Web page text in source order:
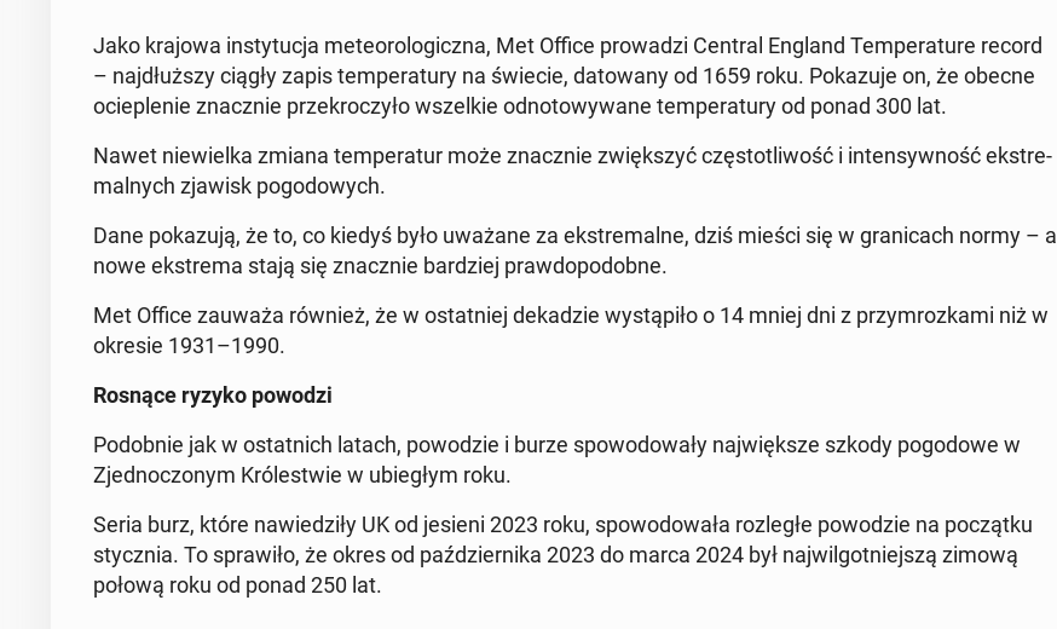
Jako krajowa in­sty­tu­cja me­te­oro­lo­gicz­na, Met Office pro­wa­dzi Central England Tem­pe­ra­tu­re record
– naj­dłuż­szy ciągły zapis tem­pe­ra­tu­ry na świecie, da­to­wa­ny od 1659 roku. Po­ka­zu­je on, że obecne
ocie­ple­nie znacz­nie prze­kro­czy­ło wszel­kie od­no­to­wy­wa­ne tem­pe­ra­tu­ry od ponad 300 lat.
Nawet nie­wiel­ka zmiana tem­pe­ra­tur może znacz­nie zwięk­szyć czę­sto­tli­wość i in­ten­syw­ność eks­tre­
mal­nych zjawisk po­go­do­wych.
Dane po­ka­zu­ją, że to, co kiedyś było uważane za eks­tre­mal­ne, dziś mieści się w gra­ni­cach normy – a
nowe eks­tre­ma stają się znacz­nie bar­dziej praw­do­po­dob­ne.
Met Office zauważa również, że w ostat­niej de­ka­dzie wy­stą­pi­ło o 14 mniej dni z przy­mroz­ka­mi niż w
okresie 1931–1990.
Rosnące ryzyko powodzi
Po­dob­nie jak w ostat­nich latach, po­wo­dzie i burze spo­wo­do­wa­ły naj­więk­sze szkody po­go­do­we w
Zjed­no­czo­nym Kró­le­stwie w ubie­głym roku.
Seria burz, które na­wie­dzi­ły UK od jesieni 2023 roku, spo­wo­do­wa­ła roz­le­głe po­wo­dzie na po­cząt­ku
stycz­nia. To spra­wi­ło, że okres od paź­dzier­ni­ka 2023 do marca 2024 był naj­wil­got­niej­szą zimową
połową roku od ponad 250 lat.